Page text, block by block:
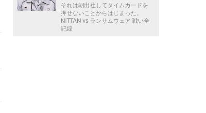
それは朝出社してタイムカードを
押せないことからはじまった。
NITTAN vs ランサムウェア 戦い全
記録